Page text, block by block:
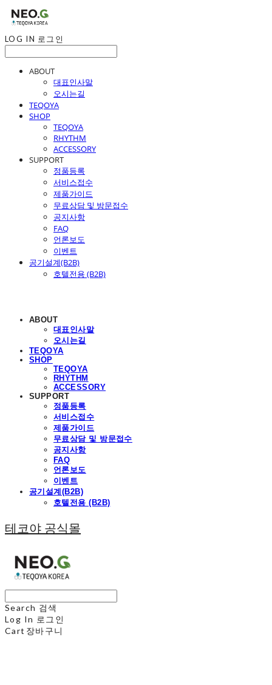
LOG IN 로그인
ABOUT
대표인사말
오시는길
TEQOYA
SHOP
TEQOYA
RHYTHM
ACCESSORY
SUPPORT
정품등록
서비스접수
제품가이드
무료상담 및 방문접수
공지사항
FAQ
언론보도
이벤트
공기설계(B2B)
호텔전용 (B2B)
ABOUT
대표인사말
오시는길
TEQOYA
SHOP
TEQOYA
RHYTHM
ACCESSORY
SUPPORT
정품등록
서비스접수
제품가이드
무료상담 및 방문접수
공지사항
FAQ
언론보도
이벤트
공기설계(B2B)
호텔전용 (B2B)
테코야 공식몰
Search 검색
Log In 로그인
Cart 장바구니